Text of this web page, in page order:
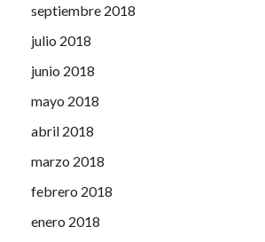
septiembre 2018
julio 2018
junio 2018
mayo 2018
abril 2018
marzo 2018
febrero 2018
enero 2018